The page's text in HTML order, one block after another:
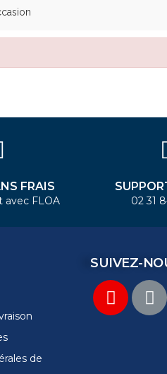
FRAIS
avec FLOA 02 31
de
SUIVEZ-